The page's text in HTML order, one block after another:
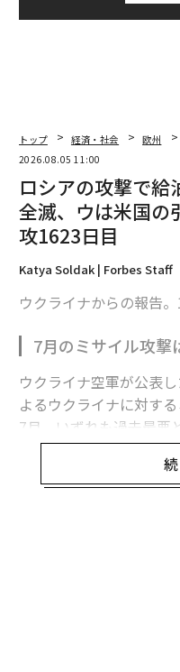
トップ 経済・社会 欧州
2026.08.05 11:00
ロシアの攻撃で給
全滅、ウは米国
攻1623日目
Katya Soldak | Forbes Staff
ウクライナからの報告。
7月のミサイル攻撃
ウクライナ空軍が公表
よるウクライナに対す
7月、いずれも過去最悪
ロシア軍は7月に各種ミ
平均で12発強になる。